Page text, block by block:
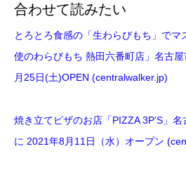
合わせて読みたい
とろとろ食感の「生わらびもち」でマ
使のわらびもち 熱田六番町店」名古
月25日(土)OPEN (centralwalker.jp)
焼き立てピザのお店「PIZZA 3P’S」
に 2021年8月11日（水）オープン